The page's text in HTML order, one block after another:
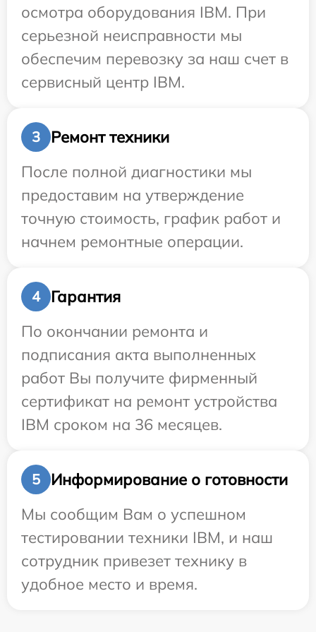
осмотра оборудования IBM. При
серьезной неисправности мы
обеспечим перевозку за наш счет в
сервисный центр IBM.
3
Ремонт техники
После полной диагностики мы
предоставим на утверждение
точную стоимость, график работ и
начнем ремонтные операции.
4
Гарантия
По окончании ремонта и
подписания акта выполненных
работ Вы получите фирменный
сертификат на ремонт устройства
IBM сроком на 36 месяцев.
5
Информирование о готовности
Мы сообщим Вам о успешном
тестировании техники IBM, и наш
сотрудник привезет технику в
удобное место и время.